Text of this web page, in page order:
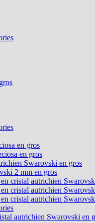
en gros
en gros
Swarovski en gros
2 mm en gros
cristal autrichien
cristal autrichien
cristal autrichien
autrichien Swarovski en